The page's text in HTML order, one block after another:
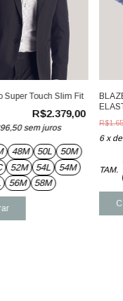
Super Touch Slim Fit
R$2.379,00
sem juros
48M 50L
50M
52M 54L
54M
56M 58M
6 x
TAM.